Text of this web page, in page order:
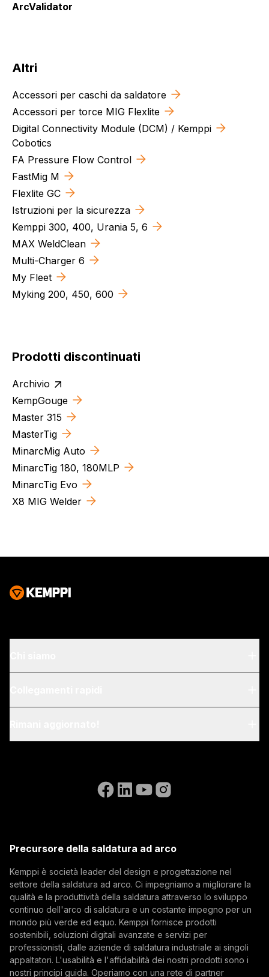
ArcValidator
Altri
Accessori per caschi da saldatore
Accessori per torce MIG Flexlite
Digital Connectivity Module (DCM) / Kemppi
Cobotics
FA Pressure Flow Control
FastMig M
Flexlite GC
Istruzioni per la sicurezza
Kemppi 300, 400, Urania 5, 6
MAX WeldClean
Multi-Charger 6
My Fleet
Myking 200, 450, 600
Prodotti discontinuati
Archivio
KempGouge
Master 315
MasterTig
MinarcMig Auto
MinarcTig 180, 180MLP
MinarcTig Evo
X8 MIG Welder
Blog & notizie
Istruzioni per la fatturazione
Vai al sito web di WeldEye
(opens in a new tab)
(opens in a new tab)
Integratore
Utente finale
Iscrivendosi alla nostra newsletter si accetta di
ricevere e-mail da Kemppi.
Precursore della saldatura ad arco
Kemppi è società leader del design e progettazione nel
settore della saldatura ad arco. Ci impegniamo a migliorare la
qualità e la produttività della saldatura attraverso lo sviluppo
continuo dell'arco di saldatura e un costante impegno per un
mondo più verde ed equo. Kemppi fornisce prodotti
sostenibili, soluzioni digitali avanzate e servizi per
professionisti, dalle aziende di saldatura industriale ai singoli
appaltatori. L'usabilità e l'affidabilità dei nostri prodotti sono i
nostri principi guida. Operiamo con una rete di partner